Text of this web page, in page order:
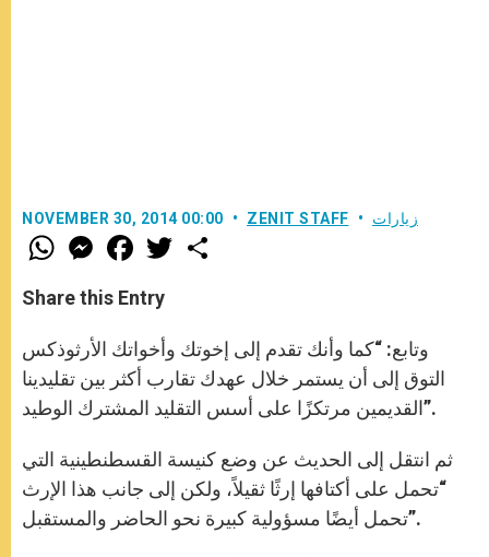
NOVEMBER 30, 2014 00:00 ZENIT STAFF زيارات
W
h
t
s
p
p
M
e
s
e
g
e
r
F
a
e
b
k
w
Share this Entry
وتابع: “كما وأنك تقدم إلى إخوتك وأخواتك الأرثوذكس
التوق إلى أن يستمر خلال عهدك تقارب أكثر بين تقليدينا
القديمين مرتكزًا على أسس التقليد المشترك الوطيد”.
ثم انتقل إلى الحديث عن وضع كنيسة القسطنطينية التي
“تحمل على أكتافها إرثًا ثقيلاً، ولكن إلى جانب هذا الإرث
تحمل أيضًا مسؤولية كبيرة نحو الحاضر والمستقبل”.